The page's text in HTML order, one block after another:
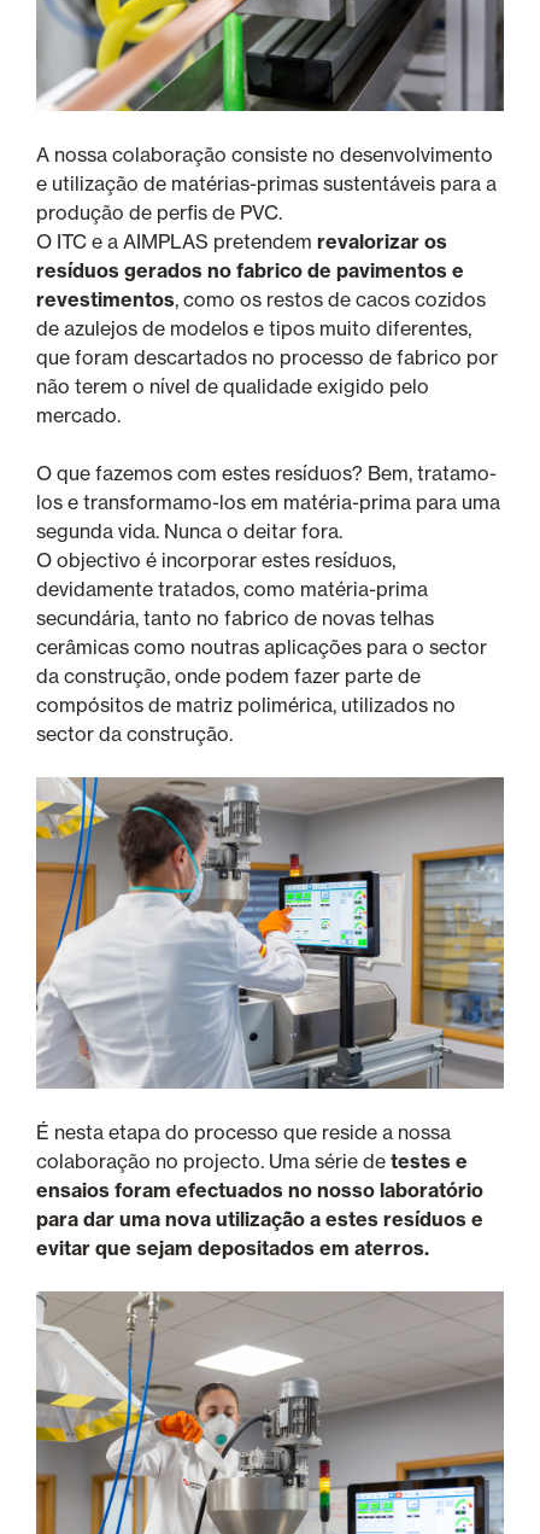
A nossa colaboração consiste no desenvolvimento
e utilização de matérias-primas sustentáveis para a
produção de perfis de PVC.
O ITC e a AIMPLAS pretendem revalorizar os
resíduos gerados no fabrico de pavimentos e
revestimentos, como os restos de cacos cozidos
de azulejos de modelos e tipos muito diferentes,
que foram descartados no processo de fabrico por
não terem o nível de qualidade exigido pelo
mercado.
O que fazemos com estes resíduos? Bem, tratamo-
los e transformamo-los em matéria-prima para uma
segunda vida. Nunca o deitar fora.
O objectivo é incorporar estes resíduos,
devidamente tratados, como matéria-prima
secundária, tanto no fabrico de novas telhas
cerâmicas como noutras aplicações para o sector
da construção, onde podem fazer parte de
compósitos de matriz polimérica, utilizados no
sector da construção.
É nesta etapa do processo que reside a nossa
colaboração no projecto. Uma série de testes e
ensaios foram efectuados no nosso laboratório
para dar uma nova utilização a estes resíduos e
evitar que sejam depositados em aterros.